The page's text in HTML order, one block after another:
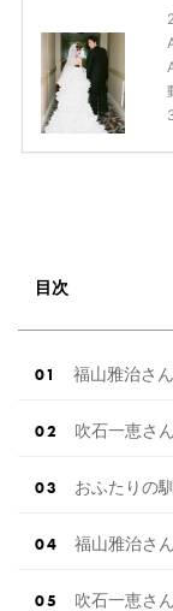
目次
福山雅治さ
吹石一恵さ
おふたりの
福山雅治さ
吹石一恵さ